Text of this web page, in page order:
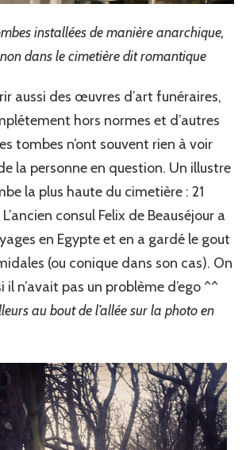
installées de manière anarchique,
dans le cimetière dit romantique
aussi des œuvres d’art funéraires,
hors normes et d’autres
tombes n’ont souvent rien à voir
la personne en question. Un illustre
la plus haute du cimetière : 21
consul Felix de Beauséjour a
en Egypte et en a gardé le gout
(ou conique dans son cas). On
n’avait pas un problème d’ego ^^
au bout de l’allée sur la photo en